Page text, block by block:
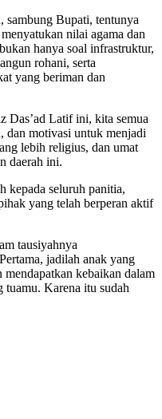
sambung Bupati, tentunya
nilai agama dan
hanya soal infrastruktur,
rohani, serta
yang beriman dan
Das’ad Latif ini, kita semua
dan motivasi untuk menjadi
lebih religius, dan umat
daerah ini.
kepada seluruh panitia,
yang telah berperan aktif
tausiyahnya
jadilah anak yang
kebaikan dalam
tuamu. Karena itu sudah